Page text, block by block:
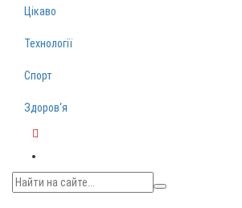
Цікаво
Технології
Спорт
Здоров‘я